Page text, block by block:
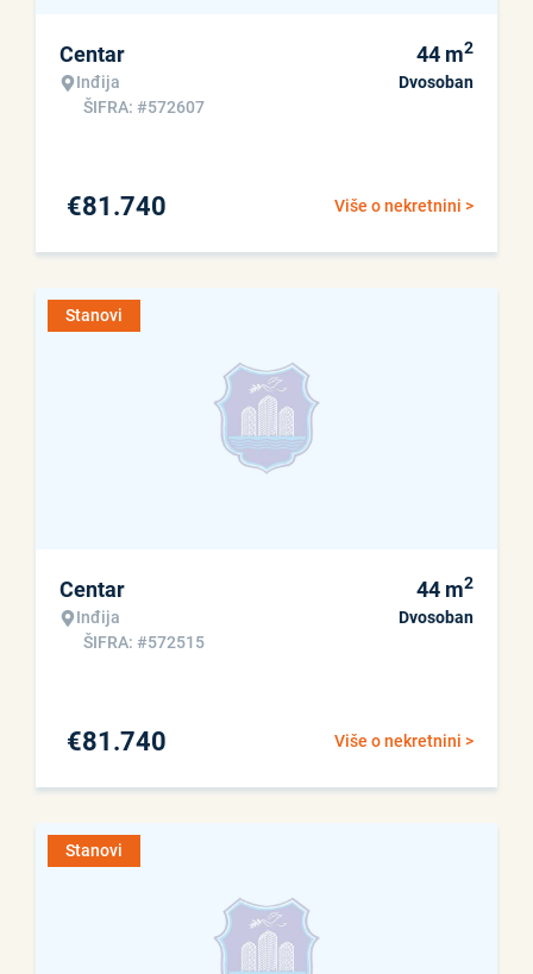
Centar
Inđija
ŠIFRA: #572607
44 m2
Dvosoban
Više o nekretnini >
€81.740
Stanovi
Centar
Inđija
ŠIFRA: #572515
44 m2
Dvosoban
Više o nekretnini >
€81.740
Stanovi